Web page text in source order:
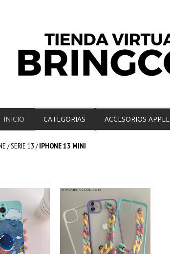
INICIO CATEGORIAS ACCESORIOS APPLE
/SERIE 13 / IPHONE 13 MINI